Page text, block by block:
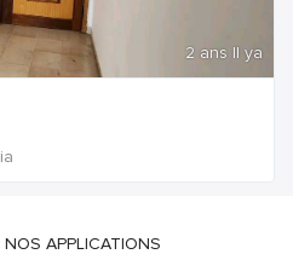
2 ans Il ya
NOS APPLICATIONS